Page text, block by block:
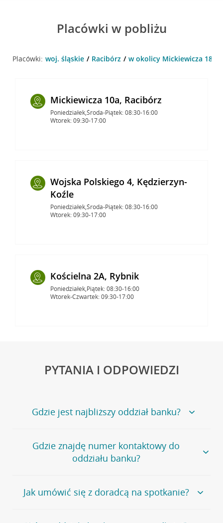
Placówki w pobliżu
Placówki: woj. śląskie Racibórz w okolicy Mickiewicza 18 ,
Mickiewicza 10a, Racibórz
Poniedziałek,Środa-Piątek: 08:30-16:00
Wtorek: 09:30-17:00
Wojska Polskiego 4, Kędzierzyn-
Koźle
Poniedziałek,Środa-Piątek: 08:30-16:00
Wtorek: 09:30-17:00
Kościelna 2A, Rybnik
Poniedziałek,Piątek: 08:30-16:00
Wtorek-Czwartek: 09:30-17:00
PYTANIA I ODPOWIEDZI
Gdzie jest najbliższy oddział banku?
Jeśli szukasz oddziału naszego banku, zapraszamy na
stronęPlacówki i bankomaty, na której znajduje się
wygodna wyszukiwarka.
oddziałów
Gdzie znajdę numer kontaktowy do
oddziału banku?
Bank Credit Agricole nie udostępnia ogólnego numeru
telefonu do placówki bankowej.
Jak umówić się z doradcą na spotkanie?